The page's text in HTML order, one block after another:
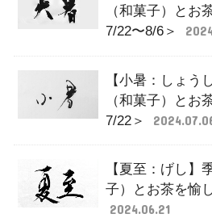
（和菓子）とお
7/22〜8/6＞
【小暑：しょう
（和菓子）とお
7/22＞
【夏至：げし】
子）とお茶を愉
2024.06.21